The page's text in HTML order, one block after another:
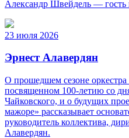
Александр Швейдель —
23 июля 2026
Эрнест Алавердян
О прошедшем сезоне
посвященном 100-летию со
Чайковского, и о будущих
мажоре» рассказывает
руководитель коллектива,
Алавердян.